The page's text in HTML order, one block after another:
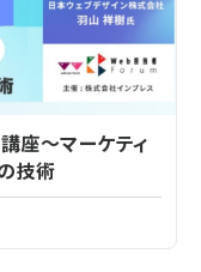
座～マーケティ
技術